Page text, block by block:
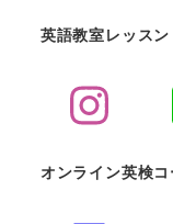
英語教室レッスン
オンライン英検